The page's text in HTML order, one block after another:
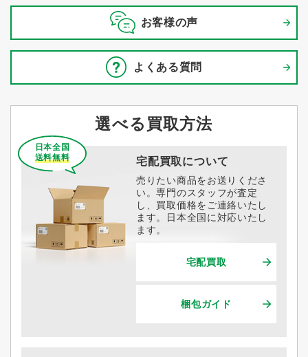
お客様の声
よくある質問
選べる買取方法
宅配買取について
日本全国
送料無料
売りたい商品をお送りくださ
い。専門のスタッフが査定
し、買取価格をご連絡いたし
ます。日本全国に対応いたし
ます。
宅配買取
梱包ガイド